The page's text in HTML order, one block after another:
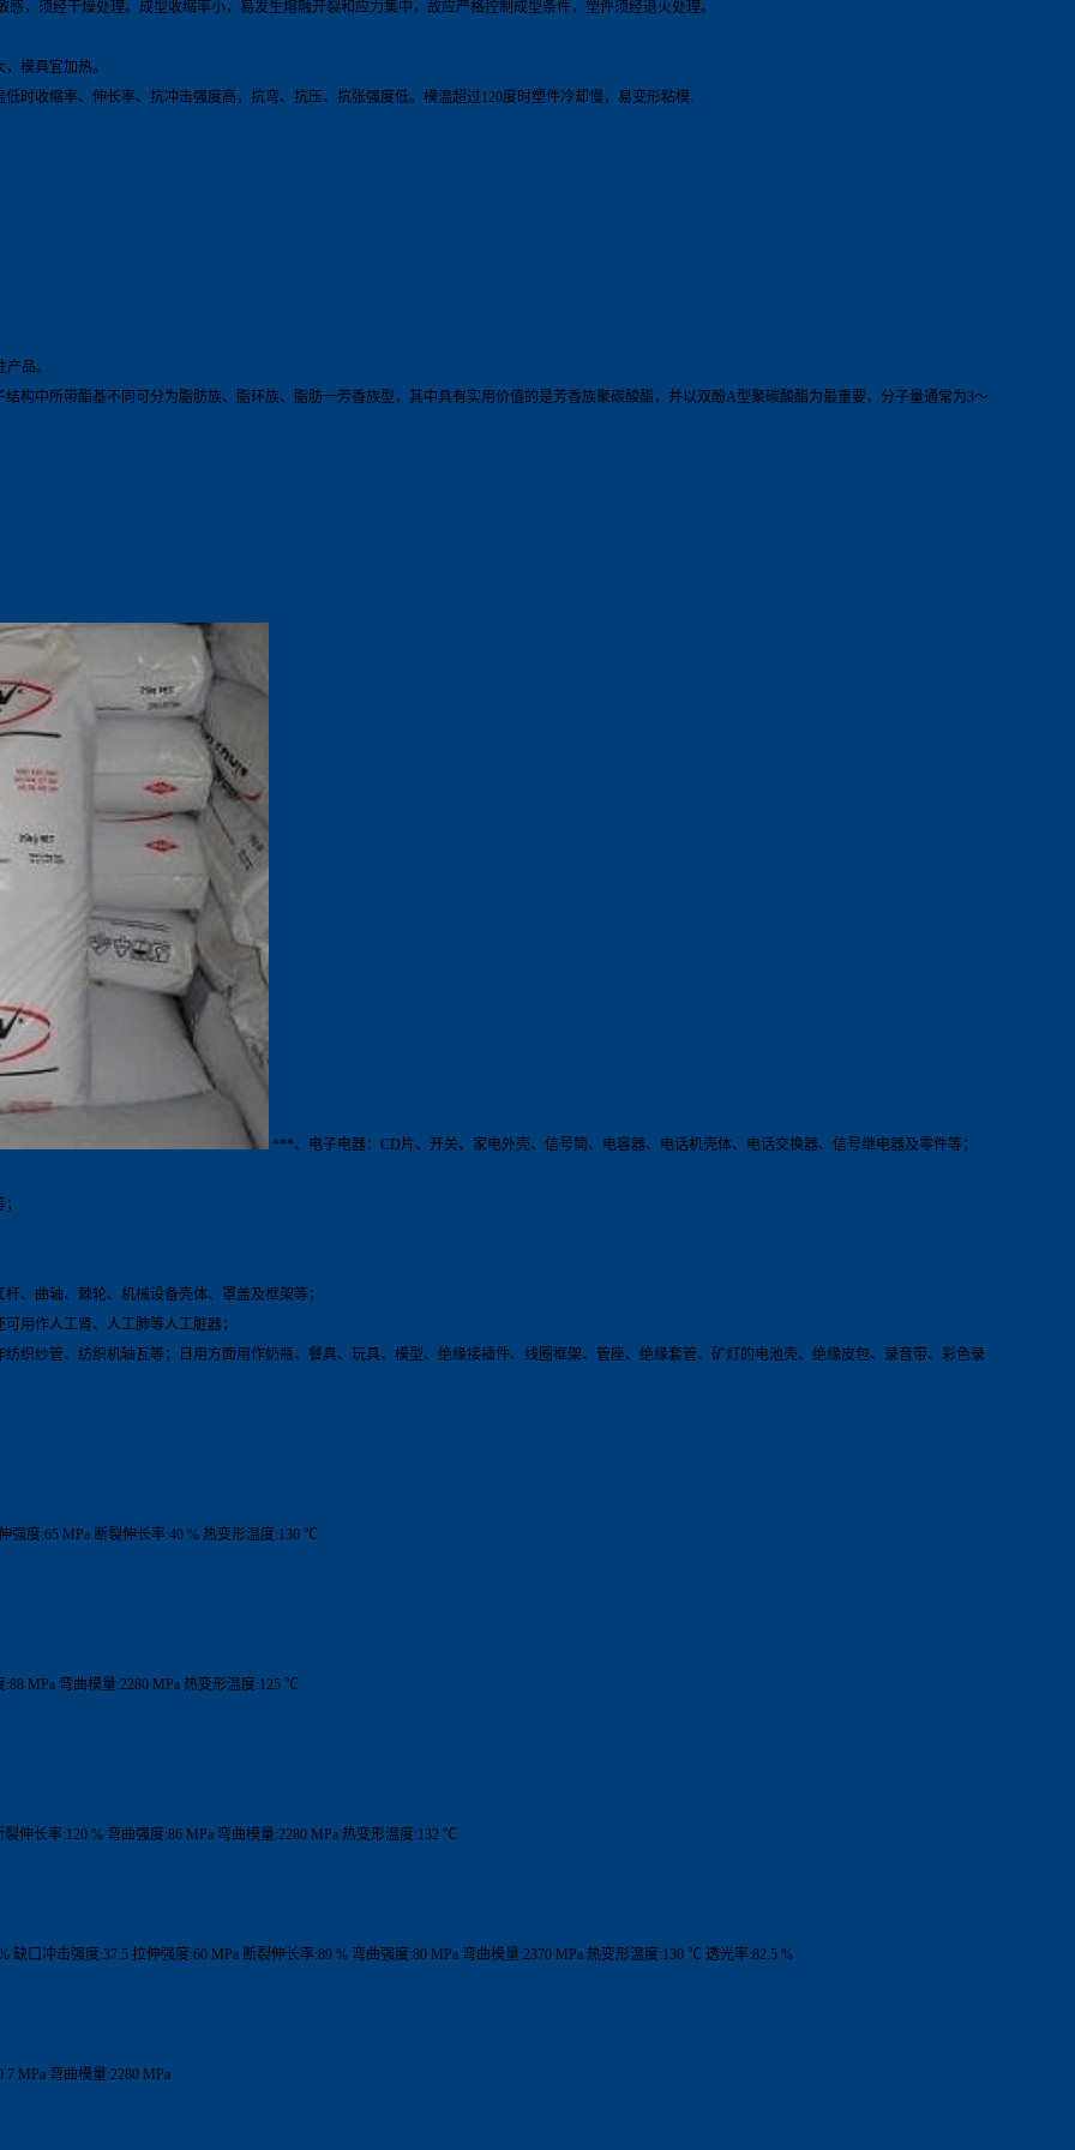
，须经干燥处理。成型收缩率小，易发生熔融开裂和应力集中，故应严格控制成型条件，塑件须经退火处理。
模具宜加热。
时收缩率、伸长率、抗冲击强度高，抗弯、抗压、抗张强度低。模温超过120度时塑件冷却慢，易变形粘模.
品。
中所带酯基不同可分为脂肪族、脂环族、脂肪一芳香族型，其中具有实用价值的是芳香族聚碳酸酯，并以双酚A型聚碳酸酯为最重要，分子量通常为3～
***、电子电器：CD片、开关、家电外壳、信号筒、电容器、电话机壳体、电话交换器、信号继电器及零件等；
、曲轴、棘轮、机械设备壳体、罩盖及框架等；
用作人工肾、人工肺等人工脏器；
织纱管、纺织机轴瓦等；日用方面用作奶瓶、餐具、玩具、模型、绝缘接插件、线圈框架、管座、绝缘套管、矿灯的电池壳、绝缘皮包、录音带、彩色录
强度:65 MPa 断裂伸长率:40 % 热变形温度:130 ℃
MPa 弯曲模量:2280 MPa 热变形温度:125 ℃
伸长率:120 % 弯曲强度:86 MPa 弯曲模量:2280 MPa 热变形温度:132 ℃
缺口冲击强度:37.5 拉伸强度:60 MPa 断裂伸长率:89 % 弯曲强度:80 MPa 弯曲模量:2370 MPa 热变形温度:130 ℃ 透光率:82.5 %
MPa 弯曲模量:2280 MPa